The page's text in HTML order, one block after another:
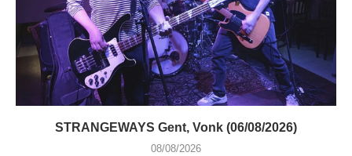
STRANGEWAYS Gent, Vonk (06/08/2026)
08/08/2026